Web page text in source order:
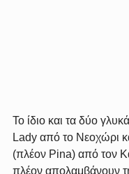
Το ίδιο και τα δύο
Lady από το Νεοχώρι
(πλέον Pina) από τον
πλέον απολαμβάνουν